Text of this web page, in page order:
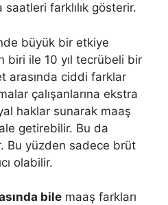
farklılık gösterir.
büyük bir etkiye
biri ile 10 yıl tecrübeli bir
arasında ciddi farklar
çalışanlarına ekstra
haklar sunarak maaş
getirebilir. Bu da
Bu yüzden sadece brüt
olabilir.
bile maaş farkları